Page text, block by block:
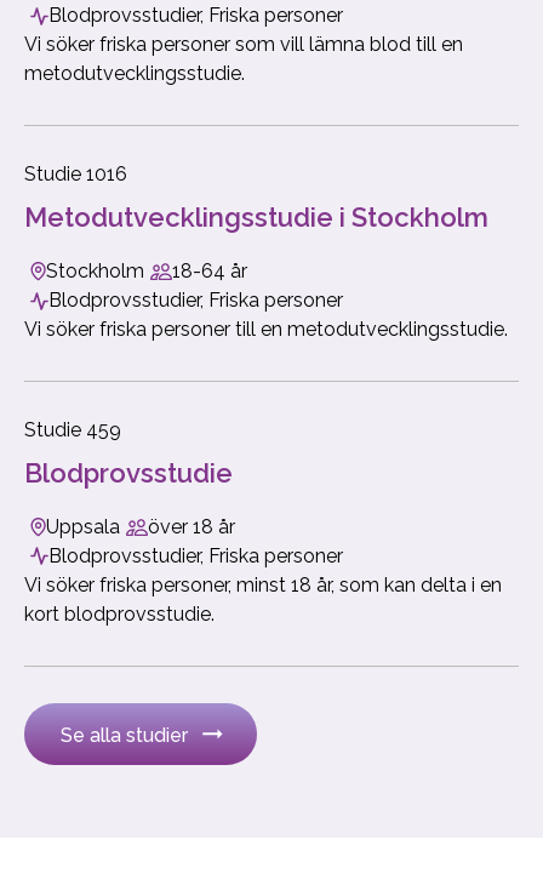
Blodprovsstudier, Friska personer
Vi söker friska personer som vill lämna blod till en
metodutvecklingsstudie.
Studie 1016
Metodutvecklingsstudie i Stockholm
Stockholm
18-64 år
Blodprovsstudier, Friska personer
Vi söker friska personer till en metodutvecklingsstudie.
Studie 459
​Blodprovsstudie
Uppsala
över 18 år
Blodprovsstudier, Friska personer
Vi söker friska personer, minst 18 år, som kan delta i en
kort blodprovsstudie.
Se alla studier